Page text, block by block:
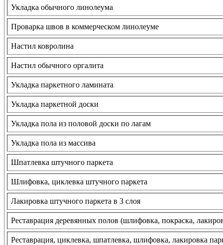
Укладка обычного линолеума
Проварка швов в коммерческом линолеуме
Настил ковролина
Настил обычного оргалита
Укладка паркетного ламината
Укладка паркетной доски
Укладка пола из половой доски по лагам
Укладка пола из массива
Шпатлевка штучного паркета
Шлифовка, циклевка штучного паркета
Лакировка штучного паркета в 3 слоя
Реставрация деревянных полов (шлифовка, покраска,
Реставрация, циклевка, шпатлевка, шлифовка, лакировка